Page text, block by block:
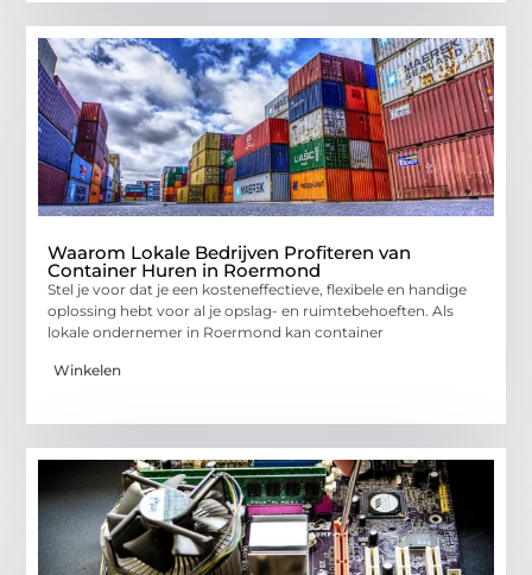
Waarom Lokale Bedrijven Profiteren van
Container Huren in Roermond
Stel je voor dat je een kosteneffectieve, flexibele en handige
oplossing hebt voor al je opslag- en ruimtebehoeften. Als
lokale ondernemer in Roermond kan container
Winkelen